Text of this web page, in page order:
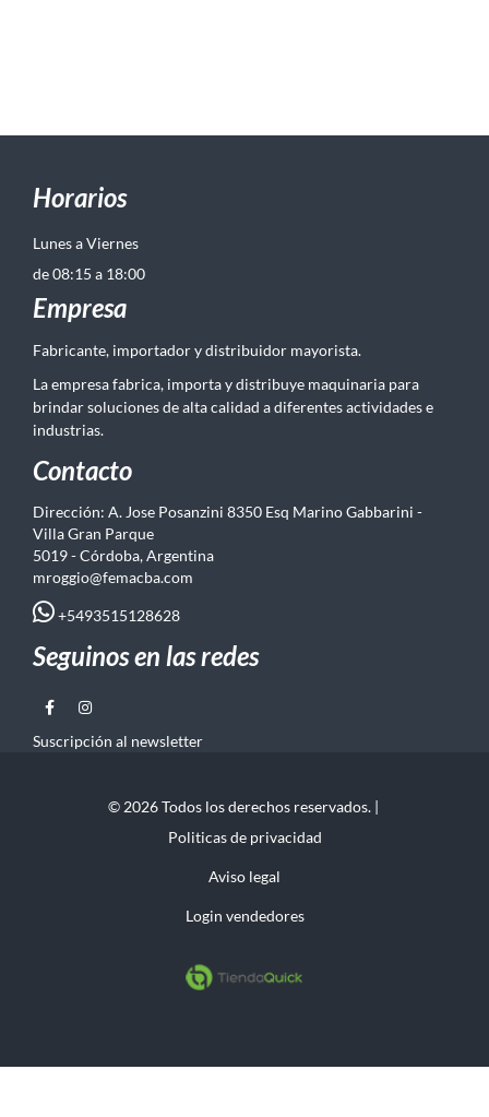
Horarios
Lunes a Viernes
de 08:15 a 18:00
Empresa
Fabricante, importador y distribuidor mayorista.
La empresa fabrica, importa y distribuye maquinaria para
brindar soluciones de alta calidad a diferentes actividades e
industrias.
Contacto
Dirección: A. Jose Posanzini 8350 Esq Marino Gabbarini -
Villa Gran Parque
5019 - Córdoba, Argentina
mroggio@femacba.com
+5493515128628
Seguinos en las redes
Suscripción al newsletter
© 2026 Todos los derechos reservados. |
Politicas de privacidad
Aviso legal
Login vendedores